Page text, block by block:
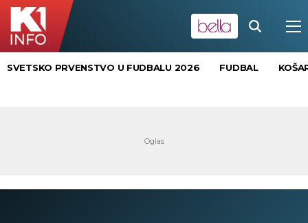
SVETSKO PRVENSTVO U FUDBALU 2026 FUDBAL